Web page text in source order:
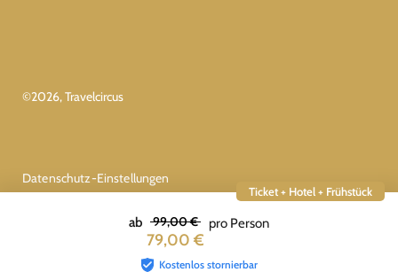
Ticket + Hotel + Frühstück
ab 99,00 €
79,00 €
pro Person
Kostenlos stornierbar
©2026, Travelcircus
Datenschutz-Einstellungen